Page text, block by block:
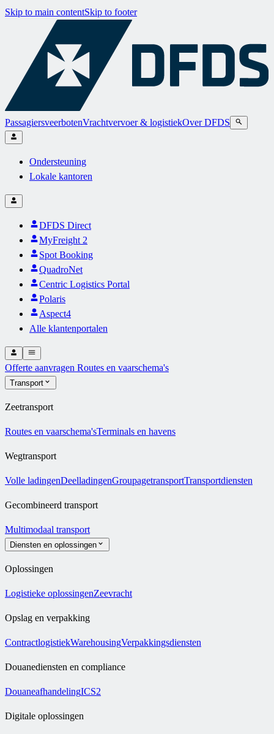
Skip to main contentSkip to footer
PassagiersveerbotenVrachtvervoer & logistiekOver DFDS
Ondersteuning
Lokale kantoren
DFDS Direct
MyFreight 2
Spot Booking
QuadroNet
Centric Logistics Portal
Polaris
Aspect4
Alle klantenportalen
Offerte aanvragen Routes en vaarschema's
Transport
Zeetransport
Routes en vaarschema'sTerminals en havens
Wegtransport
Volle ladingenDeelladingenGroupagetransportTransportdiensten
Gecombineerd transport
Multimodaal transport
Diensten en oplossingen
Oplossingen
Logistieke oplossingenZeevracht
Opslag en verpakking
ContractlogistiekWarehousingVerpakkingsdiensten
Douanediensten en compliance
DouaneafhandelingICS2
Digitale oplossingen